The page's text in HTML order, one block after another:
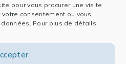
pour vous procurer une visite
consentement ou vous
Pour plus de détails,